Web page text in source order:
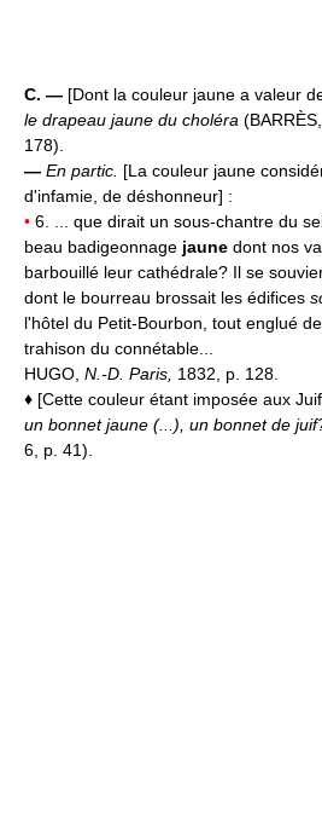
C. — [Dont la couleur jaune a valeur
le drapeau jaune du choléra (BARRÈS,
178).
— En partic. [La couleur jaune
d'infamie, de déshonneur] :
• 6. ... que dirait un sous-chantre du
beau badigeonnage jaune dont nos
barbouillé leur cathédrale? Il se
dont le bourreau brossait les édifices
l'hôtel du Petit-Bourbon, tout englué
trahison du connétable...
HUGO, N.-D. Paris, 1832, p. 128.
♦ [Cette couleur étant imposée aux
un bonnet jaune (...), un bonnet de
6, p. 41).